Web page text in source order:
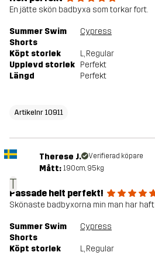
En jätte skön badbyxa som torkar fort.
Summer Swim
Shorts
Cypress
Köpt storlek L, Regular
Upplevd storlek Perfekt
Längd
Perfekt
Artikelnr 10911
T
Therese J. Verifierad köpare
Mått: 190cm, 95kg
Passade helt perfekt!
Skönaste badbyxorna min man har haft
Summer Swim
Shorts
Cypress
Köpt storlek L, Regular